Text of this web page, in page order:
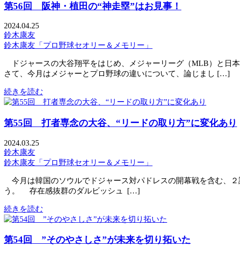
第56回 阪神・植田の“神走塁”はお見事！
2024.04.25
鈴木康友
鈴木康友「プロ野球セオリー＆メモリー」
ドジャースの大谷翔平をはじめ、メジャーリーグ（MLB）と日
さて、今月はメジャーとプロ野球の違いについて、論じまし […]
続きを読む
第55回 打者専念の大谷、“リードの取り方”に変化あり
2024.03.25
鈴木康友
鈴木康友「プロ野球セオリー＆メモリー」
今月は韓国のソウルでドジャース対パドレスの開幕戦を含む、
う。 存在感抜群のダルビッシュ […]
続きを読む
第54回 ”そのやさしさ”が未来を切り拓いた